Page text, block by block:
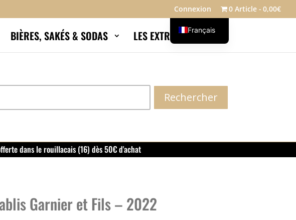
Connexion 0 Article 0,00€
BIÈRES, SAKÉS & SODAS LES EXTRAS Blog
Rechercher
dans le rouillacais (16) dès 50€ d'achat
Garnier et Fils – 2022
Français
English